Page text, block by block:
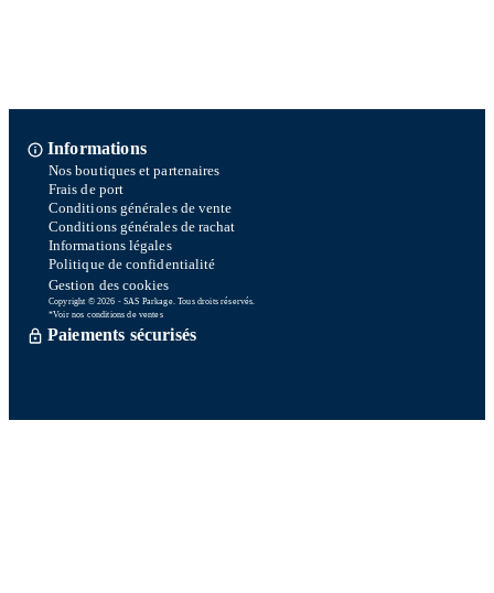
Informations
Nos boutiques et partenaires
Frais de port
Conditions générales de vente
Conditions générales de rachat
Informations légales
Politique de confidentialité
Gestion des cookies
Copyright © 2026 - SAS Parkage. Tous droits réservés.
*Voir nos conditions de ventes
Paiements sécurisés